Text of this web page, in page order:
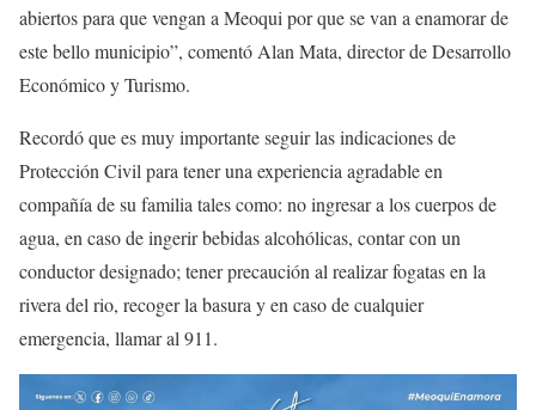
abiertos para que vengan a Meoqui por que se van a enamorar de
este bello municipio”, comentó Alan Mata, director de Desarrollo
Económico y Turismo.
Recordó que es muy importante seguir las indicaciones de
Protección Civil para tener una experiencia agradable en
compañía de su familia tales como: no ingresar a los cuerpos de
agua, en caso de ingerir bebidas alcohólicas, contar con un
conductor designado; tener precaución al realizar fogatas en la
rivera del rio, recoger la basura y en caso de cualquier
emergencia, llamar al 911.